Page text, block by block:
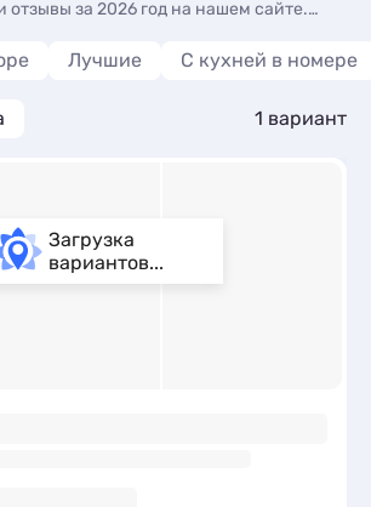
отзывы за 2026 год на нашем сайте.
руб, номера с кухней в номере, сменой
Лучшие C кухней в номере
1 вариант
Загрузка
вариантов...